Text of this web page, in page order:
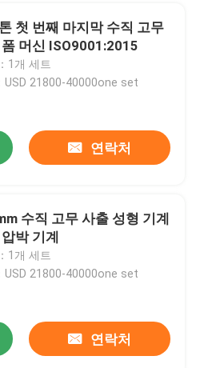
첫 번째 마지막 수직 고무
머신 ISO9001:2015
1개 세트
USD 21800-40000one set
연락처
수직 고무 사출 성형 기계
박 기계
1개 세트
USD 21800-40000one set
연락처